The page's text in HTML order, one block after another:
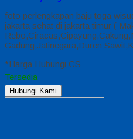
foto perlengkapan baju toga
jakarta sehat di jakarta timur (
Gadung,Jatinegara,Duren
*Harga Hubungi CS
Tersedia
Hubungi Kami